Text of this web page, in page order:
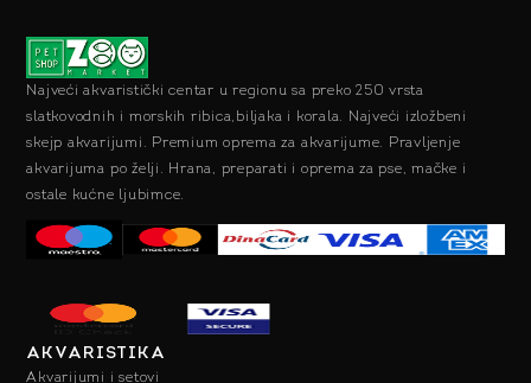
Najveći akvaristički centar u regionu sa preko 250 vrsta
slatkovodnih i morskih ribica,biljaka i korala. Najveći izložbeni
skejp akvarijumi. Premium oprema za akvarijume. Pravljenje
akvarijuma po želji. Hrana, preparati i oprema za pse, mačke i
ostale kućne ljubimce.
AKVARISTIKA
Akvarijumi i setovi